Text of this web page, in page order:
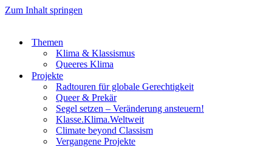
Zum Inhalt springen
Themen
Klima & Klassismus
Queeres Klima
Projekte
Radtouren für globale Gerechtigkeit
Queer & Prekär
Segel setzen – Veränderung ansteuern!
Klasse.Klima.Weltweit
Climate beyond Classism
Vergangene Projekte